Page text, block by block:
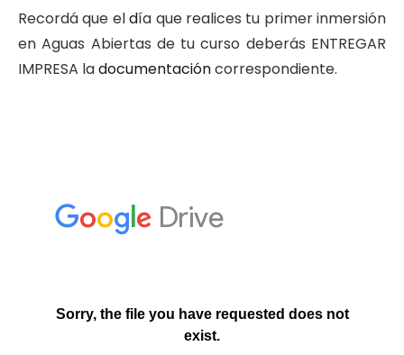
Recordá que eldía que realices tu primer inmersión
en Aguas Abiertas de tu curso deberás ENTREGAR
IMPRESA ladocumentacióncorrespondiente.